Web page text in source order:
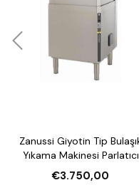
Zanussi Giyotin Tip Bulaşık
Yıkama Makinesi Parlatıcı
Pompalı
€3.750,00